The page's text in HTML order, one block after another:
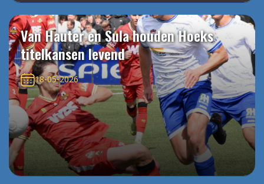
Van Hauter en Sula houden Hoeks
titelkansen levend
18-05-2026